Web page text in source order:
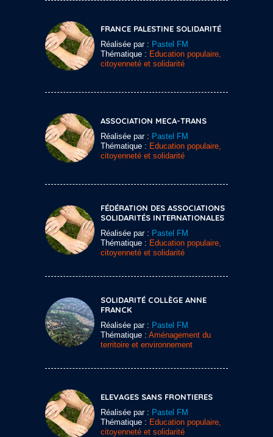
FRANCE PALESTINE SOLIDARITÉ
Réalisée par : Pastel FM
Thématique : Education populaire,
citoyenneté et solidarité
ASSOCIATION MECA-TRANS
Réalisée par : Pastel FM
Thématique : Education populaire,
citoyenneté et solidarité
FÉDÉRATION DES ASSOCIATIONS
SOLIDARITÉS INTERNATIONALES
Réalisée par : Pastel FM
Thématique : Education populaire,
citoyenneté et solidarité
SOLIDARITÉ COLLÈGE ANNE
FRANCK
Réalisée par : Pastel FM
Thématique : Aménagement du
territoire et environnement
ELEVAGES SANS FRONTIERES
Réalisée par : Pastel FM
Thématique : Education populaire,
citoyenneté et solidarité